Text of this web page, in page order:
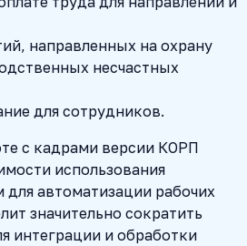
направленных на охрану
несчастных
для сотрудников.
с кадрами версии КОРП
использования
автоматизации рабочих
значительно сократить
интеграции и обработки